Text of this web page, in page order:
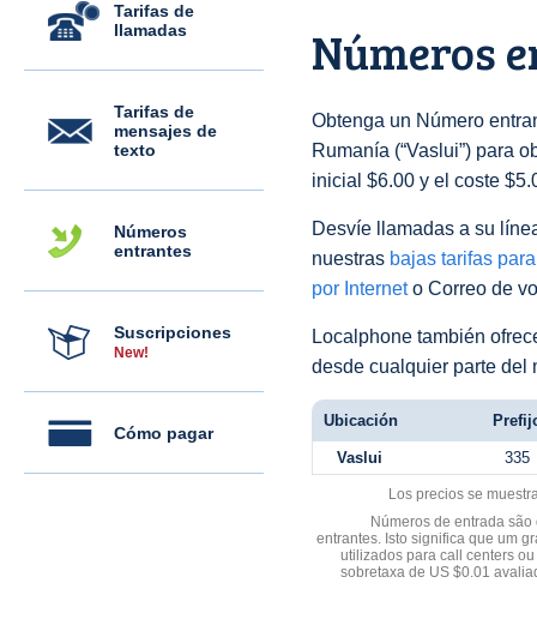
Tarifas de
llamadas
Tarifas de
mensajes de
texto
Números
entrantes
Suscripciones
New!
Cómo pagar
Números
Obtenga un Número
Rumanía (“Vaslui”) para
inicial $6.00 y el coste
Desvíe llamadas a su
nuestras bajas tarifas
por Interneto Correo de
Localphone también
desde cualquier parte del
Ubicación
Vaslui 335
Los precios se
Números de entrada
entrantes. Isto significa que um
utilizados para call centers
sobretaxa de US $0.01